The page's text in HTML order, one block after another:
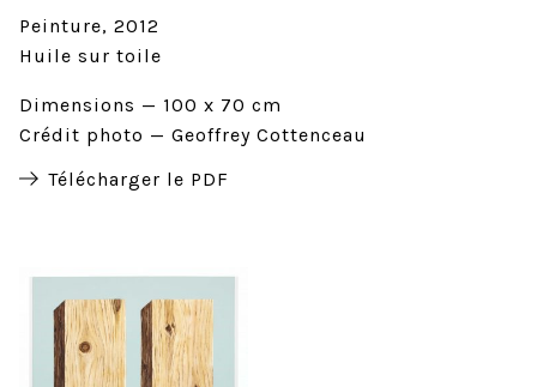
Peinture 2012
Huile sur toile
Dimensions
100 x 70 cm
Crédit photo
Geoffrey Cottenceau
Télécharger le PDF